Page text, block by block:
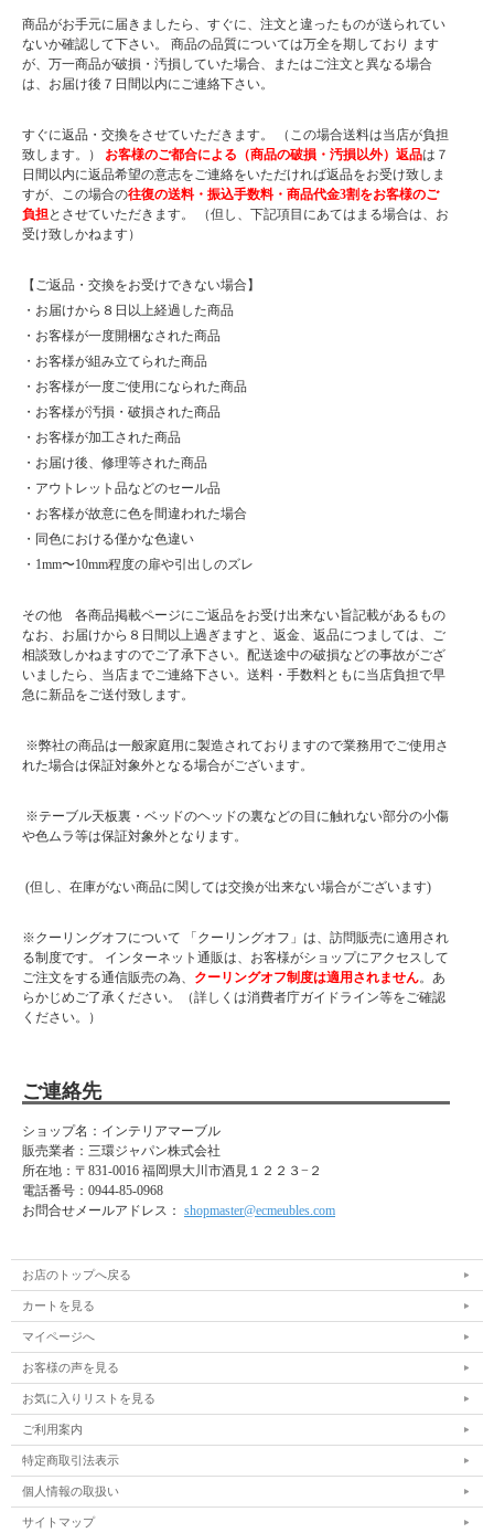
商品がお手元に届きましたら、すぐに、注文と違ったものが送られてい
ないか確認して下さい。 商品の品質については万全を期しており ます
が、万一商品が破損・汚損していた場合、またはご注文と異なる場合
は、お届け後７日間以内にご連絡下さい。
すぐに返品・交換をさせていただきます。 （この場合送料は当店が負担
致します。） お客様のご都合による（商品の破損・汚損以外）返品は７
日間以内に返品希望の意志をご連絡をいただければ返品をお受け致しま
すが、この場合の往復の送料・振込手数料・商品代金3割をお客様のご
負担とさせていただきます。 （但し、下記項目にあてはまる場合は、お
受け致しかねます）
【ご返品・交換をお受けできない場合】
・お届けから８日以上経過した商品
・お客様が一度開梱なされた商品
・お客様が組み立てられた商品
・お客様が一度ご使用になられた商品
・お客様が汚損・破損された商品
・お客様が加工された商品
・お届け後、修理等された商品
・アウトレット品などのセール品
・お客様が故意に色を間違われた場合
・同色における僅かな色違い
・1mm〜10mm程度の扉や引出しのズレ
その他 各商品掲載ページにご返品をお受け出来ない旨記載があるもの
なお、お届けから８日間以上過ぎますと、返金、返品につましては、ご
相談致しかねますのでご了承下さい。配送途中の破損などの事故がござ
いましたら、当店までご連絡下さい。送料・手数料ともに当店負担で早
急に新品をご送付致します。
※弊社の商品は一般家庭用に製造されておりますので業務用でご使用さ
れた場合は保証対象外となる場合がございます。
※テーブル天板裏・ベッドのヘッドの裏などの目に触れない部分の小傷
や色ムラ等は保証対象外となります。
(但し、在庫がない商品に関しては交換が出来ない場合がございます)
※クーリングオフについて 「クーリングオフ」は、訪問販売に適用され
る制度です。 インターネット通販は、お客様がショップにアクセスして
ご注文をする通信販売の為、 クーリングオフ制度は適用されません。あ
らかじめご了承ください。（詳しくは消費者庁ガイドライン等をご確認
ください。）
ご連絡先
ショップ名：インテリアマーブル
販売業者：三環ジャパン株式会社
所在地： 〒831-0016 福岡県大川市酒見１２２３−２
電話番号： 0944-85-0968
お問合せメールアドレス： shopmaster@ecmeubles.com
お店のトップへ戻る
カートを見る
マイページへ
お客様の声を見る
お気に入りリストを見る
ご利用案内
特定商取引法表示
個人情報の取扱い
サイトマップ